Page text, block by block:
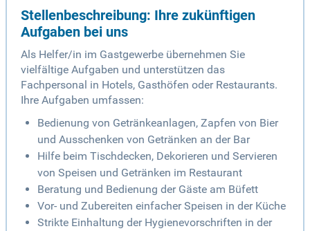
Stellenbeschreibung: Ihre zukünftigen
Aufgaben bei uns
Als Helfer/in im Gastgewerbe übernehmen Sie
vielfältige Aufgaben und unterstützen das
Fachpersonal in Hotels, Gasthöfen oder Restaurants.
Ihre Aufgaben umfassen:
Bedienung von Getränkeanlagen, Zapfen von Bier
und Ausschenken von Getränken an der Bar
Hilfe beim Tischdecken, Dekorieren und Servieren
von Speisen und Getränken im Restaurant
Beratung und Bedienung der Gäste am Büfett
Vor- und Zubereiten einfacher Speisen in der Küche
Strikte Einhaltung der Hygienevorschriften in der